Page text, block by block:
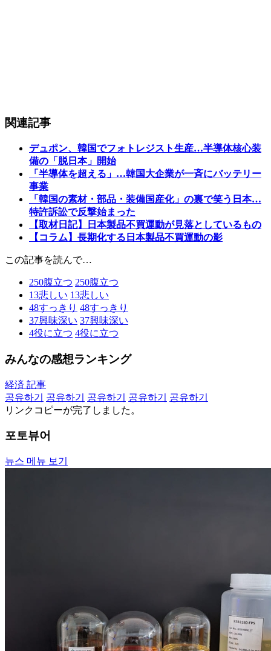
関連記事
デュポン、韓国でフォトレジスト生産…半導体核心装
備の「脱日本」開始
「半導体を超える」…韓国大企業が一斉にバッテリー
事業
「韓国の素材・部品・装備国産化」の裏で笑う日本…
特許訴訟で反撃始まった
【取材日記】日本製品不買運動が見落としているもの
【コラム】長期化する日本製品不買運動の影
この記事を読んで…
250腹立つ 250腹立つ
13悲しい 13悲しい
48すっきり 48すっきり
37興味深い 37興味深い
4役に立つ 4役に立つ
みんなの感想ランキング
経済 記事
공유하기
공유하기 공유하기 공유하기
공유하기
リンクコピーが完了しました。
포토뷰어
뉴스 메뉴 보기